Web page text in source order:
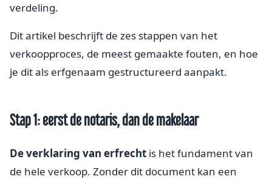
verdeling.
Dit artikel beschrijft de zes stappen van het
verkoopproces, de meest gemaakte fouten, en hoe
je dit als erfgenaam gestructureerd aanpakt.
Stap 1: eerst de notaris, dan de makelaar
De verklaring van erfrecht is het fundament van
de hele verkoop. Zonder dit document kan een